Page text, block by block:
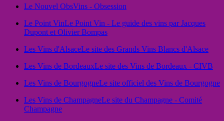
Le Nouvel ObsVins - Obsession
Le Point VinLe Point Vin - Le guide des vins par Jacques
Dupont et Olivier Bompas
Les Vins d'AlsaceLe site des Grands Vins Blancs d'Alsace
Les Vins de BordeauxLe site des Vins de Bordeaux - CIVB
Les Vins de BourgogneLe site officiel des Vins de Bourgogne
Les Vins de ChampagneLe site du Champagne - Comité
Champagne